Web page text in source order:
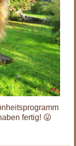
fertig! 😛